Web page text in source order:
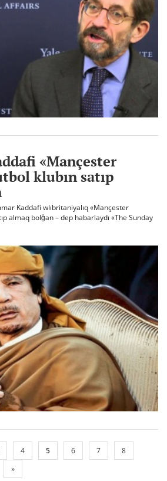
«Mançester
klubın satıp
Kaddafi wlıbritaniyalıq «Mançester
almaq bolğan – dep habarlaydı «The Sunday
4 5 6 7
8
»